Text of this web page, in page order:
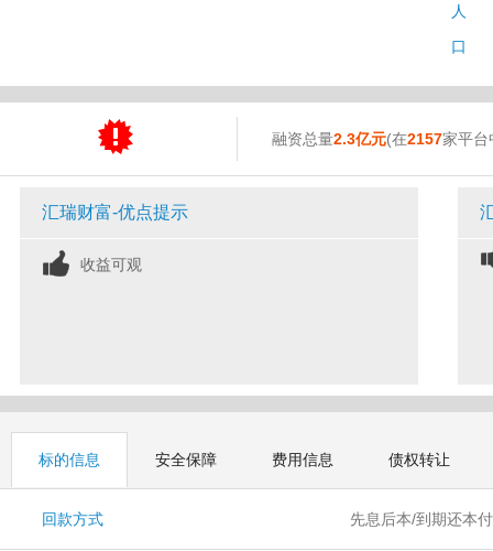
人
口
融资总量2.3亿元(在2157家平台
汇瑞财富-优点提示
收益可观
标的信息 安全保障 费用信息 债权转让
回款方式 先息后本/到期还本